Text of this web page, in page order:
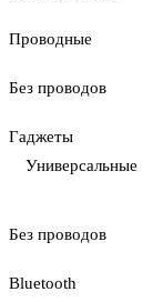
Проводные
Без проводов
Гаджеты
Универсальные
Без проводов
Bluetooth